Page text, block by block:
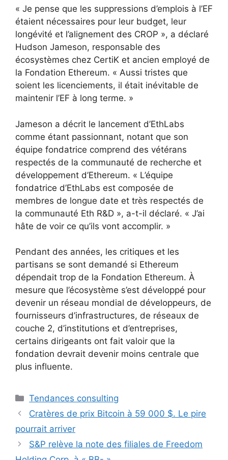
« Je pense que les suppressions d’emplois à l’EF
étaient nécessaires pour leur budget, leur
longévité et l’alignement des CROP », a déclaré
Hudson Jameson, responsable des
écosystèmes chez CertiK et ancien employé de
la Fondation Ethereum. « Aussi tristes que
soient les licenciements, il était inévitable de
maintenir l’EF à long terme. »
Jameson a décrit le lancement d’EthLabs
comme étant passionnant, notant que son
équipe fondatrice comprend des vétérans
respectés de la communauté de recherche et
développement d’Ethereum. « L’équipe
fondatrice d’EthLabs est composée de
membres de longue date et très respectés de
la communauté Eth R&D », a-t-il déclaré. « J’ai
hâte de voir ce qu’ils vont accomplir. »
Pendant des années, les critiques et les
partisans se sont demandé si Ethereum
dépendait trop de la Fondation Ethereum. À
mesure que l’écosystème s’est développé pour
devenir un réseau mondial de développeurs, de
fournisseurs d’infrastructures, de réseaux de
couche 2, d’institutions et d’entreprises,
certains dirigeants ont fait valoir que la
fondation devrait devenir moins centrale que
plus influente.
Catégories
Tendances consulting
Cratères de prix Bitcoin à 59 000 $. Le pire
pourrait arriver
S&P relève la note des filiales de Freedom